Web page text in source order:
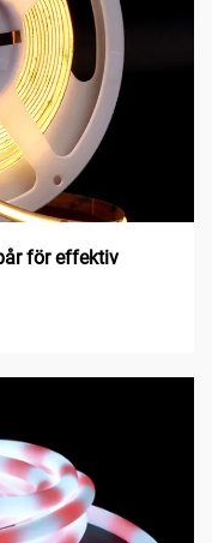
för effektiv